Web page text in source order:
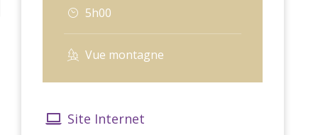
5h00
Vue montagne
Site Internet